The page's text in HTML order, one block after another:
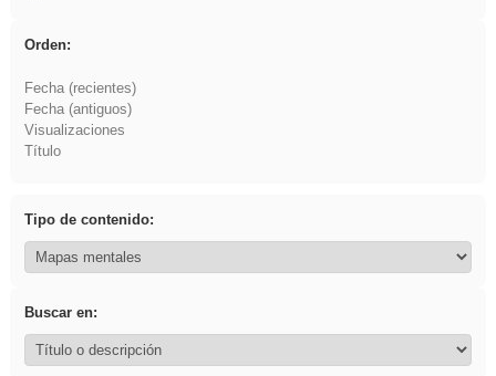
Orden:
Fecha (recientes)
Fecha (antiguos)
Visualizaciones
Título
Tipo de contenido:
Buscar en: